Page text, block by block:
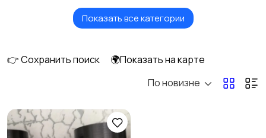
Троллинговые
Показать все категории
👉 Сохранить поиск
🌍Показать на карте
По новизне